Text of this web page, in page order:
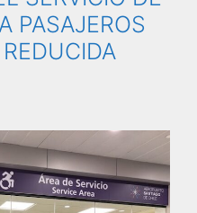
PASAJEROS